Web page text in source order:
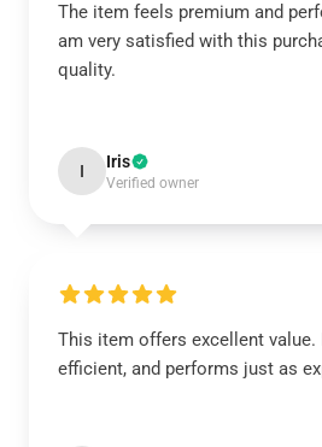
The item feels premium and
am very satisfied with this
quality.
I Iris
Verified owner
This item offers excellent value.
efficient, and performs just as